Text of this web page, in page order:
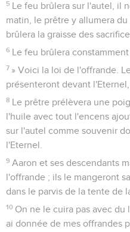
5 Le feu brûlera sur l'autel, il
matin, le prêtre y allumera
brûlera la graisse des
6 Le feu brûlera
7 » Voici la loi de l'offrande.
présenteront devant
8 Le prêtre prélèvera une
l'huile avec tout l'encens
sur l'autel comme souvenir
l'Eternel.
9 Aaron et ses descendants
l'offrande ; ils le mangeront
dans le parvis de la tente de
10 On ne le cuira pas avec
ai donnée de mes offrandes